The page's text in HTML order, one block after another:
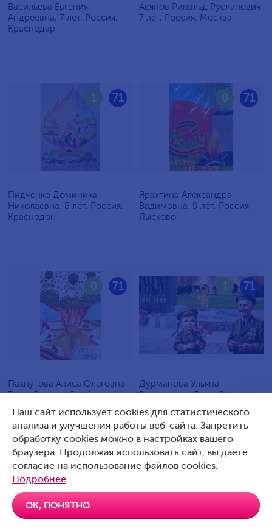
Васильева Евгения
Андреевна, 7 лет, Россия,
Краснодар
Асяпов Ринальд Русланович,
7 лет, Россия, Москва
71
1
Пидченко Доминика
Николаевна, 8 лет, Россия,
Краснодон
71
0
Ярахтина Александра
Вадимовна, 9 лет, Россия,
Лысково
71
0
Пахнутова Алиса Олеговна,
7 лет, Россия, Свободный
71
1
Дурманова Ульяна
Валерьевна, 5 лет, Россия,
Наш сайт использует cookies для статистического
анализа и улучшения работы веб-сайта. Запретить
обработку cookies можно в настройках вашего
браузера. Продолжая использовать сайт, вы даете
согласие на использование файлов cookies.
Подробнее
ОК, ПОНЯТНО